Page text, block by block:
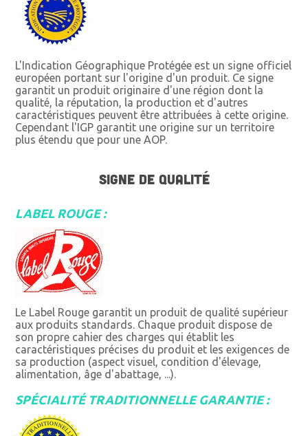
L'Indication Géographique Protégée est un signe officiel
européen portant sur l'origine d'un produit. Ce signe
garantit un produit originaire d'une région dont la
qualité, la réputation, la production et d'autres
caractéristiques peuvent être attribuées à cette origine.
Cependant l'IGP garantit une origine sur un territoire
plus étendu que pour une AOP.
SIGNE DE QUALITÉ
LABEL ROUGE :
Le Label Rouge garantit un produit de qualité supérieur
aux produits standards. Chaque produit dispose de
son propre cahier des charges qui établit les
caractéristiques précises du produit et les exigences de
sa production (aspect visuel, condition d'élevage,
alimentation, âge d'abattage, ...).
SPÉCIALITÉ TRADITIONNELLE GARANTIE :